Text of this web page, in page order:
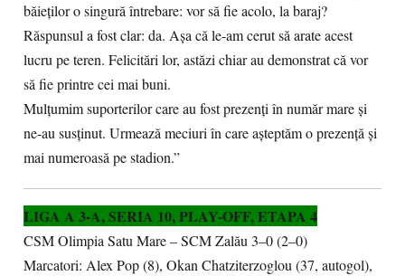
băieților o singură întrebare: vor să fie acolo, la baraj?
Răspunsul a fost clar: da. Așa că le-am cerut să arate acest
lucru pe teren. Felicitări lor, astăzi chiar au demonstrat că vor
să fie printre cei mai buni.
Mulțumim suporterilor care au fost prezenți în număr mare și
ne-au susținut. Urmează meciuri în care așteptăm o prezență și
mai numeroasă pe stadion.”
LIGA A 3-A, SERIA 10, PLAY-OFF, ETAPA 4
CSM Olimpia Satu Mare – SCM Zalău 3–0 (2–0)
Marcatori: Alex Pop (8), Okan Chatziterzoglou (37, autogol),